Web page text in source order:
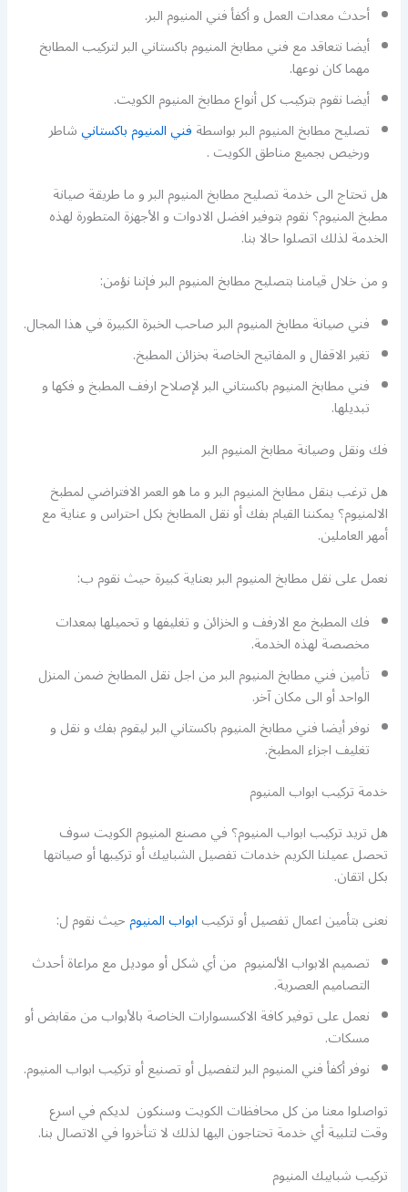
أحدث معدات العمل و أكفأ فني المنيوم البر.
أيضا نتعاقد مع فني مطابخ المنيوم باكستاني البر لتركيب المطابخ
مهما كان نوعها.
أيضا نقوم بتركيب كل أنواع مطابخ المنيوم الكويت.
تصليح مطابخ المنيوم البر بواسطةفني المنيوم باكستانيشاطر
ورخيص بجميع مناطق الكويت .
هل تحتاج الى خدمة تصليح مطابخ المنيوم البر و ما طريقة صيانة
مطبخ المنيوم؟ نقوم بتوفير افضل الادوات و الأجهزة المتطورة لهذه
الخدمة لذلك اتصلوا حالا بنا.
و من خلال قيامنا بتصليح مطابخ المنيوم البر فإننا نؤمن:
فني صيانة مطابخ المنيوم البر صاحب الخبرة الكبيرة في هذا المجال.
تغير الاقفال و المفاتيح الخاصة بخزائن المطبخ.
فني مطابخ المنيوم باكستاني البر لإصلاح ارفف المطبخ و فكها و
تبديلها.
فك ونقل وصيانة مطابخ المنيوم البر
هل ترغب بنقل مطابخ المنيوم البر و ما هو العمر الافتراضي لمطبخ
الالمنيوم؟ يمكننا القيام بفك أو نقل المطابخ بكل احتراس و عناية مع
أمهر العاملين.
نعمل على نقل مطابخ المنيوم البر بعناية كبيرة حيث نقوم ب:
فك المطبخ مع الارفف و الخزائن و تغليفها و تحميلها بمعدات
مخصصة لهذه الخدمة.
تأمين فني مطابخ المنيوم البر من اجل نقل المطابخ ضمن المنزل
الواحد أو الى مكان آخر.
نوفر أيضا فني مطابخ المنيوم باكستاني البر ليقوم بفك و نقل و
تغليف اجزاء المطبخ.
خدمة تركيب ابواب المنيوم
هل تريد تركيب ابواب المنيوم؟ في مصنع المنيوم الكويت سوف
تحصل عميلنا الكريم خدمات تفصيل الشبابيك أو تركيبها أو صيانتها
بكل اتقان.
نعنى بتأمين اعمال تفصيل أو تركيبابواب المنيومحيث نقوم ل:
تصميم الابواب الألمنيوم من أي شكل أو موديل مع مراعاة أحدث
التصاميم العصرية.
نعمل على توفير كافة الاكسسوارات الخاصة بالأبواب من مقابض أو
مسكات.
نوفر أكفأ فني المنيوم البر لتفصيل أو تصنيع أو تركيب ابواب المنيوم.
تواصلوا معنا من كل محافظات الكويت وسنكون لديكم في اسرع
وقت لتلبية أي خدمة تحتاجون اليها لذلك لا تتأخروا في الاتصال بنا.
تركيب شبابيك المنيوم